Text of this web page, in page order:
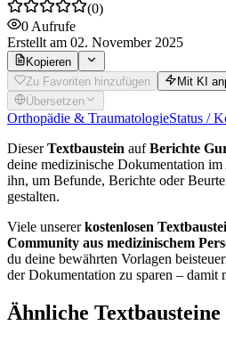
(0)
0 Aufrufe
Erstellt am 02. November 2025
Kopieren
Zu Favoriten hinzufügen
Mit KI
Übersetzen
Orthopädie & TraumatologieStatus /
DieserTextbaustein aufBerichte
deine medizinische Dokumentation
ihn, um Befunde, Berichte oder
gestalten.
Viele unsererkostenlosen
Community aus medizinischem
du deine bewährten Vorlagen
der Dokumentation zu sparen – damit
Ähnliche Textbausteine